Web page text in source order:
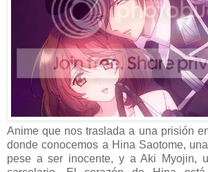
Anime que nos traslada a una prisión
donde conocemos a Hina Saotome,
pese a ser inocente, y a Aki Myojin,